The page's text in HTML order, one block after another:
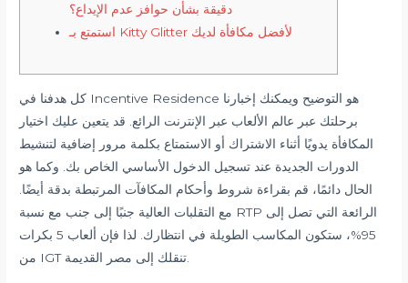
دقيقة بشأن حوافز عدم الإيداع؟
استمتع بـ Kitty Glitter لأفضل مكافأة لديك
كل هدفنا في Incentive Residence هو التوضيح ويمكنك إخبارنا
برحلتك عبر عالم الألعاب عبر الإنترنت الرائع. قد يتعين عليك اختيار
المكافأة يدويًا أثناء الاشتراك أو الاستمتاع بكلمة مرور إضافية لتنشيط
الدورات الجديدة عند تسجيل الدخول الأساسي الخاص بك. وكما هو
الحال دائمًا، قم بقراءة شروط وأحكام المكافآت المرتبطة بدقة أيضًا.
مع التقلبات العالية جنبًا إلى جنب مع نسبة RTP الرائعة التي تصل إلى
95%، ستكون المكاسب الطويلة في انتظارك.
لذا فإن ألعاب 5 بكرات